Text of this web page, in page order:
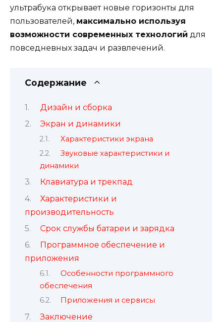
ультрабука открывает новые горизонты для
пользователей, максимально используя
возможности современных технологий для
повседневных задач и развлечений.
Содержание
Дизайн и сборка
Экран и динамики
Характеристики экрана
Звуковые характеристики и
динамики
Клавиатура и трекпад
Характеристики и
производительность
Срок службы батареи и зарядка
Программное обеспечение и
приложения
Особенности программного
обеспечения
Приложения и сервисы
Заключение